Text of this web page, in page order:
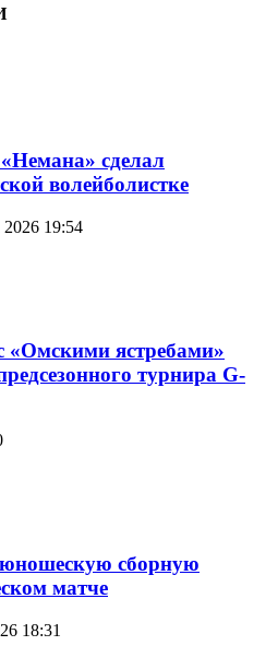
сделал
волейболистке
2026 19:54
«Омскими ястребами»
турнира G-
сборную
матче
18:31